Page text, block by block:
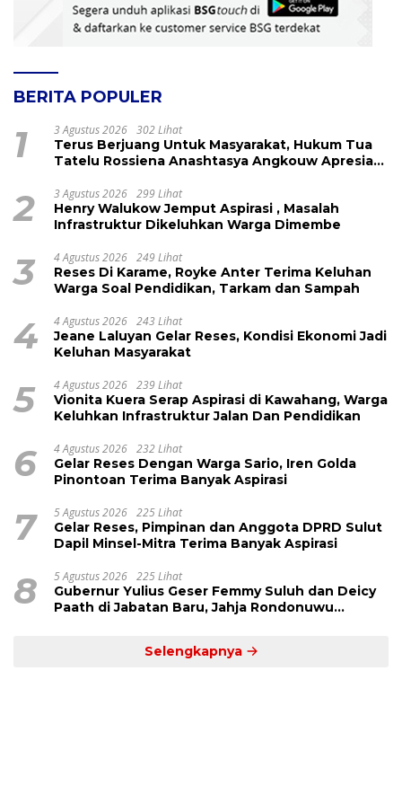
BERITA POPULER
1 3 Agustus 2026 302 Lihat
Terus Berjuang Untuk Masyarakat, Hukum Tua
Tatelu Rossiena Anashtasya Angkouw Apresiasi
2 3 Agustus 2026 299 Lihat
Henry Walukow Jemput Aspirasi , Masalah
Infrastruktur Dikeluhkan Warga Dimembe
3 4 Agustus 2026 249 Lihat
Reses Di Karame, Royke Anter Terima Keluhan
Warga Soal Pendidikan, Tarkam dan Sampah
4 4 Agustus 2026 243 Lihat
Jeane Laluyan Gelar Reses, Kondisi Ekonomi Jadi
Keluhan Masyarakat
5 4 Agustus 2026 239 Lihat
Vionita Kuera Serap Aspirasi di Kawahang, Warga
Keluhkan Infrastruktur Jalan Dan Pendidikan
6 4 Agustus 2026 232 Lihat
Gelar Reses Dengan Warga Sario, Iren Golda
Pinontoan Terima Banyak Aspirasi
7 5 Agustus 2026 225 Lihat
Gelar Reses, Pimpinan dan Anggota DPRD Sulut
Dapil Minsel-Mitra Terima Banyak Aspirasi
8 5 Agustus 2026 225 Lihat
Gubernur Yulius Geser Femmy Suluh dan Deicy
Paath di Jabatan Baru, Jahja Rondonuwu
Selengkapnya